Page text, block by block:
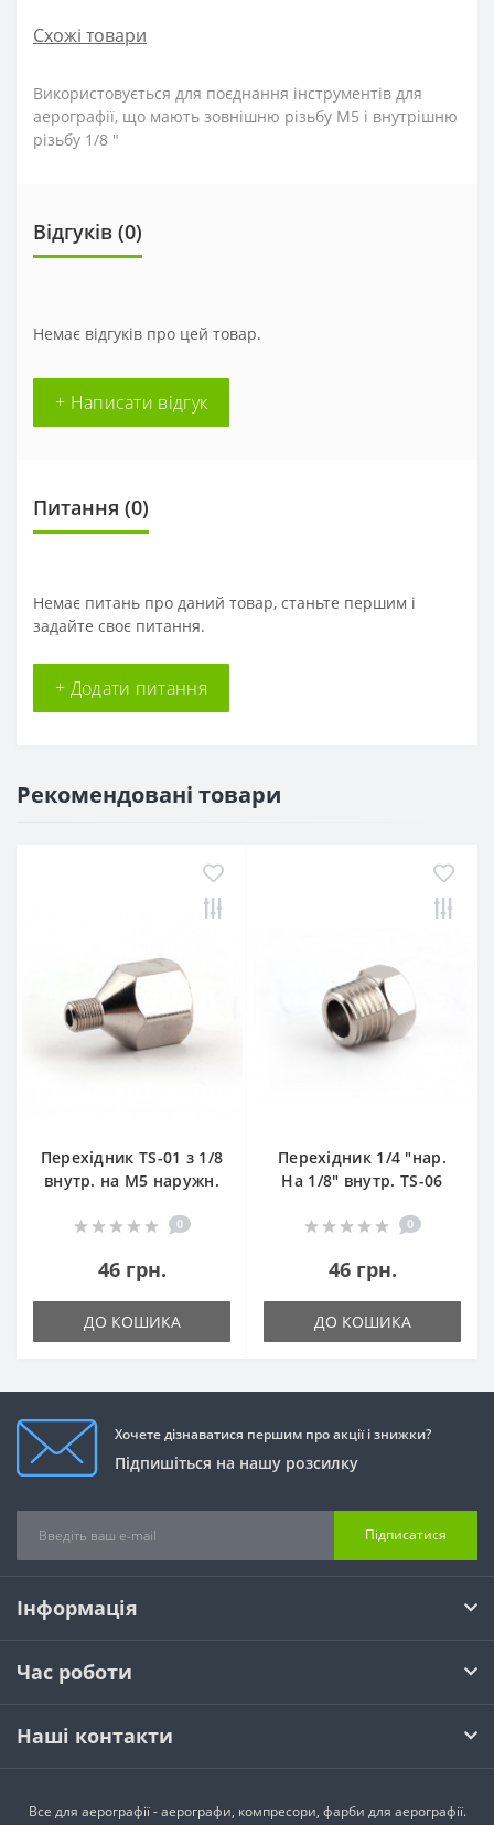
Схожі товари
Використовується для поєднання інструментів для
аерографії, що мають зовнішню різьбу М5 і внутрішню
різьбу 1/8 "
Відгуків (0)
Немає відгуків про цей товар.
+ Написати відгук
Питання (0)
Немає питань про даний товар, станьте першим і
задайте своє питання.
+ Додати питання
Рекомендовані товари
Перехідник TS-01 з 1/8
внутр. на М5 наружн.
0
46 грн.
ДО КОШИКА
Перехідник 1/4 "нар.
На 1/8" внутр. TS-06
0
46 грн.
ДО КОШИКА
Хочете дізнаватися першим про акції і знижки?
Підпишіться на нашу розсилку
Підписатися
Інформація
Час роботи
Наші контакти
Все для аерографії - аерографи, компресори, фарби для аерографії.